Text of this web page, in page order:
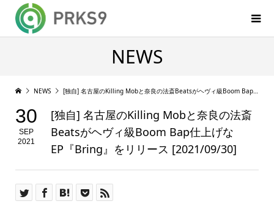
NEWS
NEWS [独自] 名古屋のKilling Mobと奈良の法斎Beatsがヘヴィ級Boom Bap仕上げなEP『Bring』をリリース [2021/09/30]
30
SEP
2021
[独自] 名古屋のKilling Mobと奈良の法斎
Beatsがヘヴィ級Boom Bap仕上げな
EP『Bring』をリリース [2021/09/30]